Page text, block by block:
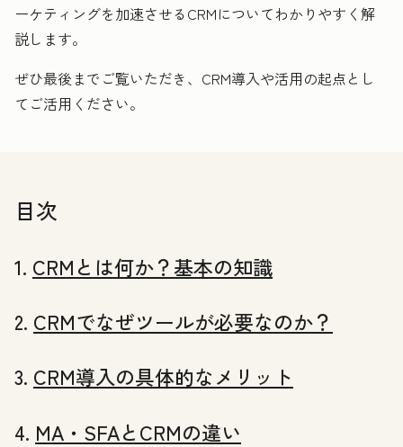
ーケティングを加速させるCRMについてわかりやすく解
説します。
ぜひ最後までご覧いただき、CRM導入や活用の起点とし
てご活用ください。
目次
1. CRMとは何か？基本の知識
2. CRMでなぜツールが必要なのか？
3. CRM導入の具体的なメリット
4. MA・SFAとCRMの違い